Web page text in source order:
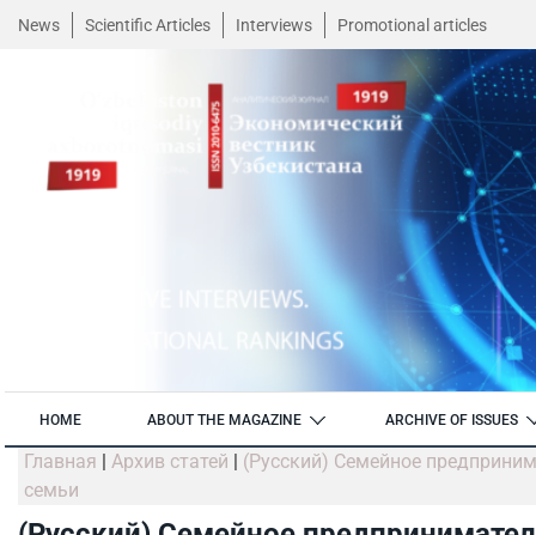
News Scientific Articles Interviews Promotional articles
HOME ABOUT THE MAGAZINE ARCHIVE OF ISSUES
Главная | Архив статей | (Русский) Семейное
семьи